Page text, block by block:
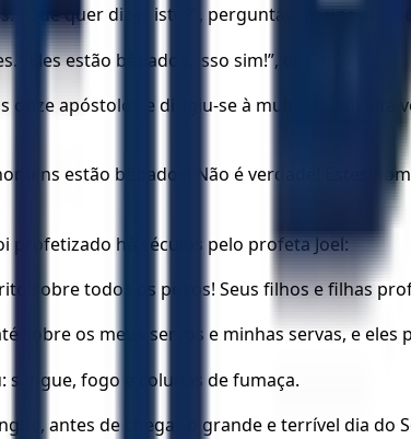
“Que quer dizer isto?”, perguntavam uns aos
estão bêbados, isso sim!”, diziam.
onze apóstolos e dirigiu-se à multidão em
estão bêbados! Não é verdade! Estes
profetizado há séculos pelo profeta Joel:
sobre todos os povos! Seus filhos e filhas
sobre os meus servos e minhas servas, e eles
sangue, fogo e colunas de fumaça.
antes de chegar o grande e terrível dia do